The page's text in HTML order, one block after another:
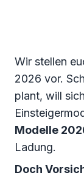
Wir stellen
2026 vor.
plant, will
Modelle
Ladung.
Doch